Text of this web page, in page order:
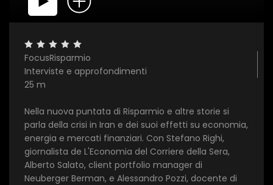
FocusRisparmio
Interviste e approfondimenti
25 m
Nella nuova puntata di Risparmio e altre storie si
parla della crisi in Iran e dei suoi effetti su economia,
energia e mercati finanziari. Con Stefano Righi,
giornalista de L'Economia del Corriere della Sera,
Alberto Salato, client portfolio manager di
Neuberger Berman, e Alessandro Pozzi, docente di
×
5 stars
4 stars
3 stars
2 stars
1 star